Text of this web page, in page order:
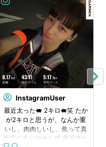
InstagramUser
最近太った🐖 2キロ🐖笑 たか
が2キロと思うが、なんか重
いし、肉肉しいし、焦って真
面目に走り始めた🤣 最近疲れ